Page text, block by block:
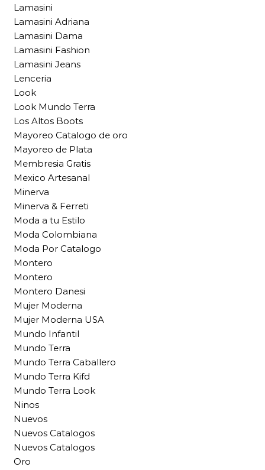
Lamasini
Lamasini Adriana
Lamasini Dama
Lamasini Fashion
Lamasini Jeans
Lenceria
Look
Look Mundo Terra
Los Altos Boots
Mayoreo Catalogo de oro
Mayoreo de Plata
Membresia Gratis
Mexico Artesanal
Minerva
Minerva & Ferreti
Moda a tu Estilo
Moda Colombiana
Moda Por Catalogo
Montero
Montero
Montero Danesi
Mujer Moderna
Mujer Moderna USA
Mundo Infantil
Mundo Terra
Mundo Terra Caballero
Mundo Terra Kifd
Mundo Terra Look
Ninos
Nuevos
Nuevos Catalogos
Nuevos Catalogos
Oro